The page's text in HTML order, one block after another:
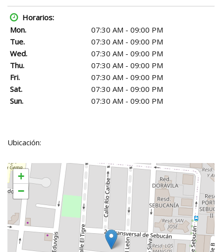
Horarios:
Mon.
07:30 AM - 09:00 PM
Tue.
07:30 AM - 09:00 PM
Wed.
07:30 AM - 09:00 PM
Thu.
07:30 AM - 09:00 PM
Fri.
07:30 AM - 09:00 PM
Sat.
07:30 AM - 09:00 PM
Sun.
07:30 AM - 09:00 PM
Ubicación:
+
−